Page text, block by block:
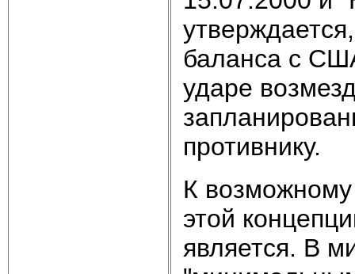
баланса с
ударе
противнику.
К
этой
является. В